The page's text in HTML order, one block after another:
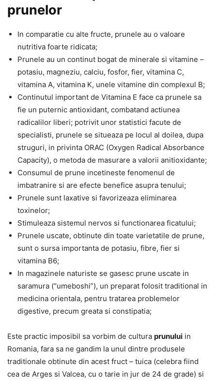
prunelor
In comparatie cu alte fructe, prunele au o valoare
nutritiva foarte ridicata;
Prunele au un continut bogat de minerale si vitamine –
potasiu, magneziu, calciu, fosfor, fier, vitamina C,
vitamina A, vitamina K, unele vitamine din complexul B;
Continutul important de Vitamina E face ca prunele sa
fie un puternic antioxidant, combatand actiunea
radicalilor liberi; potrivit unor statistici facute de
specialisti, prunele se situeaza pe locul al doilea, dupa
struguri, in privinta ORAC (Oxygen Radical Absorbance
Capacity), o metoda de masurare a valorii anitioxidante;
Consumul de prune incetineste fenomenul de
imbatranire si are efecte benefice asupra tenului;
Prunele sunt laxative si favorizeaza eliminarea
toxinelor;
Stimuleaza sistemul nervos si functionarea ficatului;
Prunele uscate, obtinute din toate varietatile de prune,
sunt o sursa importanta de potasiu, fibre, fier si
vitamina B6;
In magazinele naturiste se gasesc prune uscate in
saramura (“umeboshi”), un preparat folosit traditional in
medicina orientala, pentru tratarea problemelor
digestive, precum greata si constipatia;
Este practic imposibil sa vorbim de cultura prunului in
Romania, fara sa ne gandim la unul dintre produsele
traditionale obtinute din acest fruct – tuica (celebra fiind
cea de Arges si Valcea, cu o tarie in jur de 24 de grade) si